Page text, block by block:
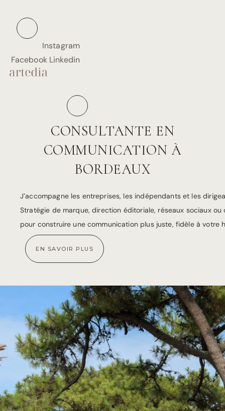
contenu
Instagram
Facebook Linkedin
CONSULTANTE EN
COMMUNICATION À
BORDEAUX
J’accompagne les entreprises, les indépendants et les
Stratégie de marque, direction éditoriale, réseaux sociaux
pour construire une communication plus juste, fidèle à
EN SAVOIR PLUS